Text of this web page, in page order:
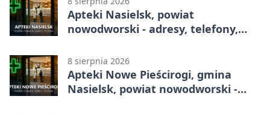
Apteki Nasielsk, powiat
nowodworski - adresy, telefony,
8 sierpnia 2026
Apteki Nowe Pieścirogi, gmina
Nasielsk, powiat nowodworski -